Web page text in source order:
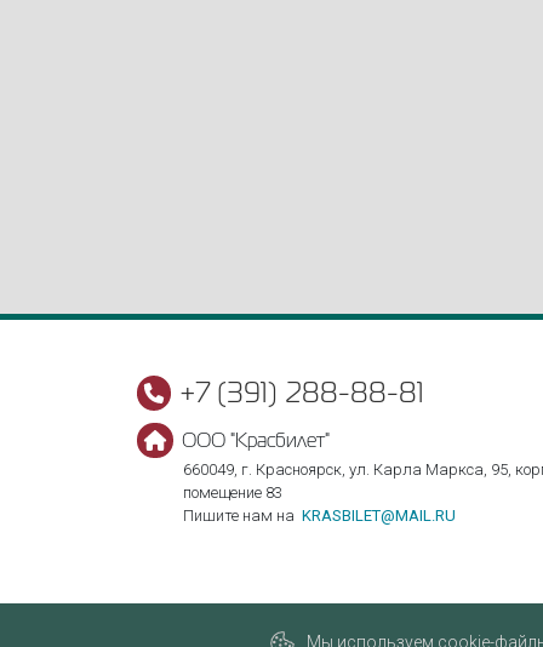
+7 (391) 288-88-81
ООО "Красбилет"
660049, г. Красноярск, ул. Карла Маркса, 95,
помещение 83
Пишите нам на KRASBILET@MAIL.RU
Мы используем cookie-